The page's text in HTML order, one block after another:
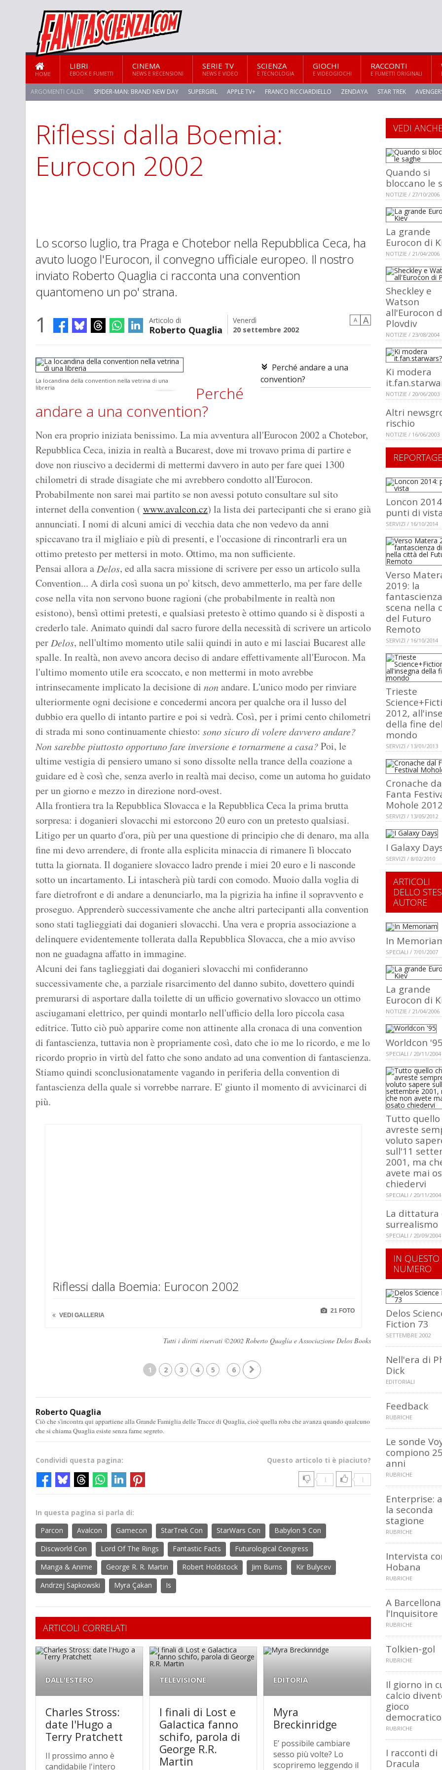
HOME
LIBRI
EBOOK E FUMETTI
CINEMA
NEWS E RECENSIONI
SERIE TV
NEWS E VIDEO
SCIENZA
E TECNOLOGIA
GIOCHI
E VIDEOGIOCHI
RACCONTI
E FUMETTI ORIGINALI
ARGOMENTI CALDI: SPIDER-MAN: BRAND NEW DAY SUPERGIRL APPLE TV+ FRANCO RICCIARDIELLO ZENDAYA STAR TREK
Riflessi dalla Boemia:
Eurocon 2002
Lo scorso luglio, tra Praga e Chotebor nella Repubblica Ceca, ha
avuto luogo l'Eurocon, il convegno ufficiale europeo. Il nostro
inviato Roberto Quaglia ci racconta una convention
quantomeno un po' strana.
1 Articolo di
Roberto Quaglia
Venerdì
20 settembre 2002
A A
La locandina della convention nella vetrina di una
libreria
Perché andare a una
convention?
Perché
andare a una convention?
Non era proprio iniziata benissimo. La mia avventura all'Eurocon 2002 a Chotebor,
Repubblica Ceca, inizia in realtà a Bucarest, dove mi trovavo prima di partire e
dove non riuscivo a decidermi di mettermi davvero in auto per fare quei 1300
chilometri di strade disagiate che mi avrebbero condotto all'Eurocon.
Probabilmente non sarei mai partito se non avessi potuto consultare sul sito
internet della convention ( www.avalcon.cz) la lista dei partecipanti che si erano già
annunciati. I nomi di alcuni amici di vecchia data che non vedevo da anni
spiccavano tra il migliaio e più di presenti, e l'occasione di rincontrarli era un
ottimo pretesto per mettersi in moto. Ottimo, ma non sufficiente.
Pensai allora aDelos, ed alla sacra missione di scrivere per esso un articolo sulla
Convention... A dirla così suona un po' kitsch, devo ammetterlo, ma per fare delle
cose nella vita non servono buone ragioni (che probabilmente in realtà non
esistono), bensì ottimi pretesti, e qualsiasi pretesto è ottimo quando si è disposti a
crederlo tale. Animato quindi dal sacro furore della necessità di scrivere un articolo
perDelos, nell'ultimo momento utile salii quindi in auto e mi lasciai Bucarest alle
spalle. In realtà, non avevo ancora deciso di andare effettivamente all'Eurocon. Ma
l'ultimo momento utile era scoccato, e non mettermi in moto avrebbe
intrinsecamente implicato la decisione di nonandare. L'unico modo per rinviare
ulteriormente ogni decisione e concedermi ancora per qualche ora il lusso del
dubbio era quello di intanto partire e poi si vedrà. Così, per i primi cento chilometri
di strada mi sono continuamente chiesto: sono sicuro di volere davvero andare?
Non sarebbe piuttosto opportuno fare inversione e tornarmene a casa?Poi, le
ultime vestigia di pensiero umano si sono dissolte nella trance della coazione a
guidare ed è così che, senza averlo in realtà mai deciso, come un automa ho guidato
per un giorno e mezzo in direzione nord-ovest.
Alla frontiera tra la Repubblica Slovacca e la Repubblica Ceca la prima brutta
sorpresa: i doganieri slovacchi mi estorcono 20 euro con un pretesto qualsiasi.
Litigo per un quarto d'ora, più per una questione di principio che di denaro, ma alla
fine mi devo arrendere, di fronte alla esplicita minaccia di rimanere lì bloccato
tutta la giornata. Il doganiere slovacco ladro prende i miei 20 euro e li nasconde
sotto un incartamento. Li intascherà più tardi con comodo. Muoio dalla voglia di
fare dietrofront e di andare a denunciarlo, ma la pigrizia ha infine il sopravvento e
proseguo. Apprenderò successivamente che anche altri partecipanti alla convention
sono stati taglieggiati dai doganieri slovacchi. Una vera e propria associazione a
delinquere evidentemente tollerata dalla Repubblica Slovacca, che a mio avviso
non ne guadagna affatto in immagine.
Alcuni dei fans taglieggiati dai doganieri slovacchi mi confideranno
successivamente che, a parziale risarcimento del danno subito, dovettero quindi
premurarsi di asportare dalla toilette di un ufficio governativo slovacco un ottimo
asciugamani elettrico, per quindi montarlo nell'ufficio della loro piccola casa
editrice. Tutto ciò può apparire come non attinente alla cronaca di una convention
di fantascienza, tuttavia non è propriamente così, dato che io me lo ricordo, e me lo
ricordo proprio in virtù del fatto che sono andato ad una convention di fantascienza.
Stiamo quindi sconclusionatamente vagando in periferia della convention di
fantascienza della quale si vorrebbe narrare. E' giunto il momento di avvicinarci di
più.
Riflessi dalla Boemia: Eurocon 2002
VEDI GALLERIA
21 FOTO
Tutti i diritti riservati ©2002 Roberto Quaglia e Associazione Delos Books
1 2 3 4 5 6
Roberto Quaglia
Ciò che s'incontra qui appartiene alla Grande Famiglia delle Tracce di Quaglia, cioè quella roba che avanza quando qualcuno
che si chiama Quaglia esiste senza farne segreto.
Questo articolo ti è piaciuto?
1 1
Condividi questa pagina:
In questa pagina si parla di:
Parcon
Avalcon Gamecon StarTrek Con StarWars Con
Babylon 5 Con
Discworld Con
Lord Of The Rings Fantastic Facts
Futurological Congress
Manga & Anime
George R. R. Martin Robert Holdstock Jim Burns
Kir Bulycev
Andrzej Sapkowski
Myra Çakan Is
ARTICOLI CORRELATI
DALL'ESTERO
Charles Stross:
date l'Hugo a
Terry Pratchett
Il prossimo anno è
candidabile l'intero
TELEVISIONE
I finali di Lost e
Galactica fanno
schifo, parola di
George R.R.
Martin
EDITORIA
Myra
Breckinridge
E’ possibile cambiare
sesso più volte? Lo
scopriremo leggendo il
VEDI ANCHE
Quando si
bloccano le
NOTIZIE / 27/10/2006
La grande
Eurocon di
NOTIZIE / 21/04/2006
Sheckley e
Watson
all'Eurocon
Plovdiv
NOTIZIE / 23/08/2004
Ki modera
NOTIZIE / 20/06/2003
Altri
rischio
NOTIZIE / 16/06/2003
REPORTAGE
Loncon
punti di vista
SERVIZI / 16/10/2014
Verso
2019: la
scena nella
del Futuro
Remoto
SERVIZI / 16/10/2014
Trieste
2012,
della fine del
mondo
SERVIZI / 13/01/2013
Cronache
Fanta
Mohole 2012
SERVIZI / 13/05/2012
I Galaxy
SERVIZI / 8/02/2010
ARTICOLI
DELLO
AUTORE
In
SPECIALI / 7/01/2007
La grande
Eurocon di
NOTIZIE / 21/04/2006
Worldcon '95
SPECIALI / 20/11/2004
Tutto quello
avreste
voluto
sull'11
2001, ma
avete mai
chiedervi
SPECIALI / 20/11/2004
La dittatura
surrealismo
SPECIALI / 20/09/2004
IN QUESTO
NUMERO
Delos
Fiction 73
SETTEMBRE 2002
Nell'era di
Dick
EDITORIALI
Feedback
RUBRICHE
Le sonde
compiono 25
anni
RUBRICHE
Enterprise:
la seconda
stagione
RUBRICHE
Intervista
Hobana
RUBRICHE
A
l'Inquisitore
RUBRICHE
Tolkien-gol
RUBRICHE
Il giorno in
calcio
gioco
democratico
RUBRICHE
I racconti di
Dracula